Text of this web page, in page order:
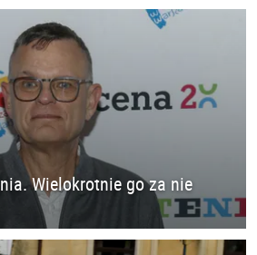
Wielokrotnie go za nie